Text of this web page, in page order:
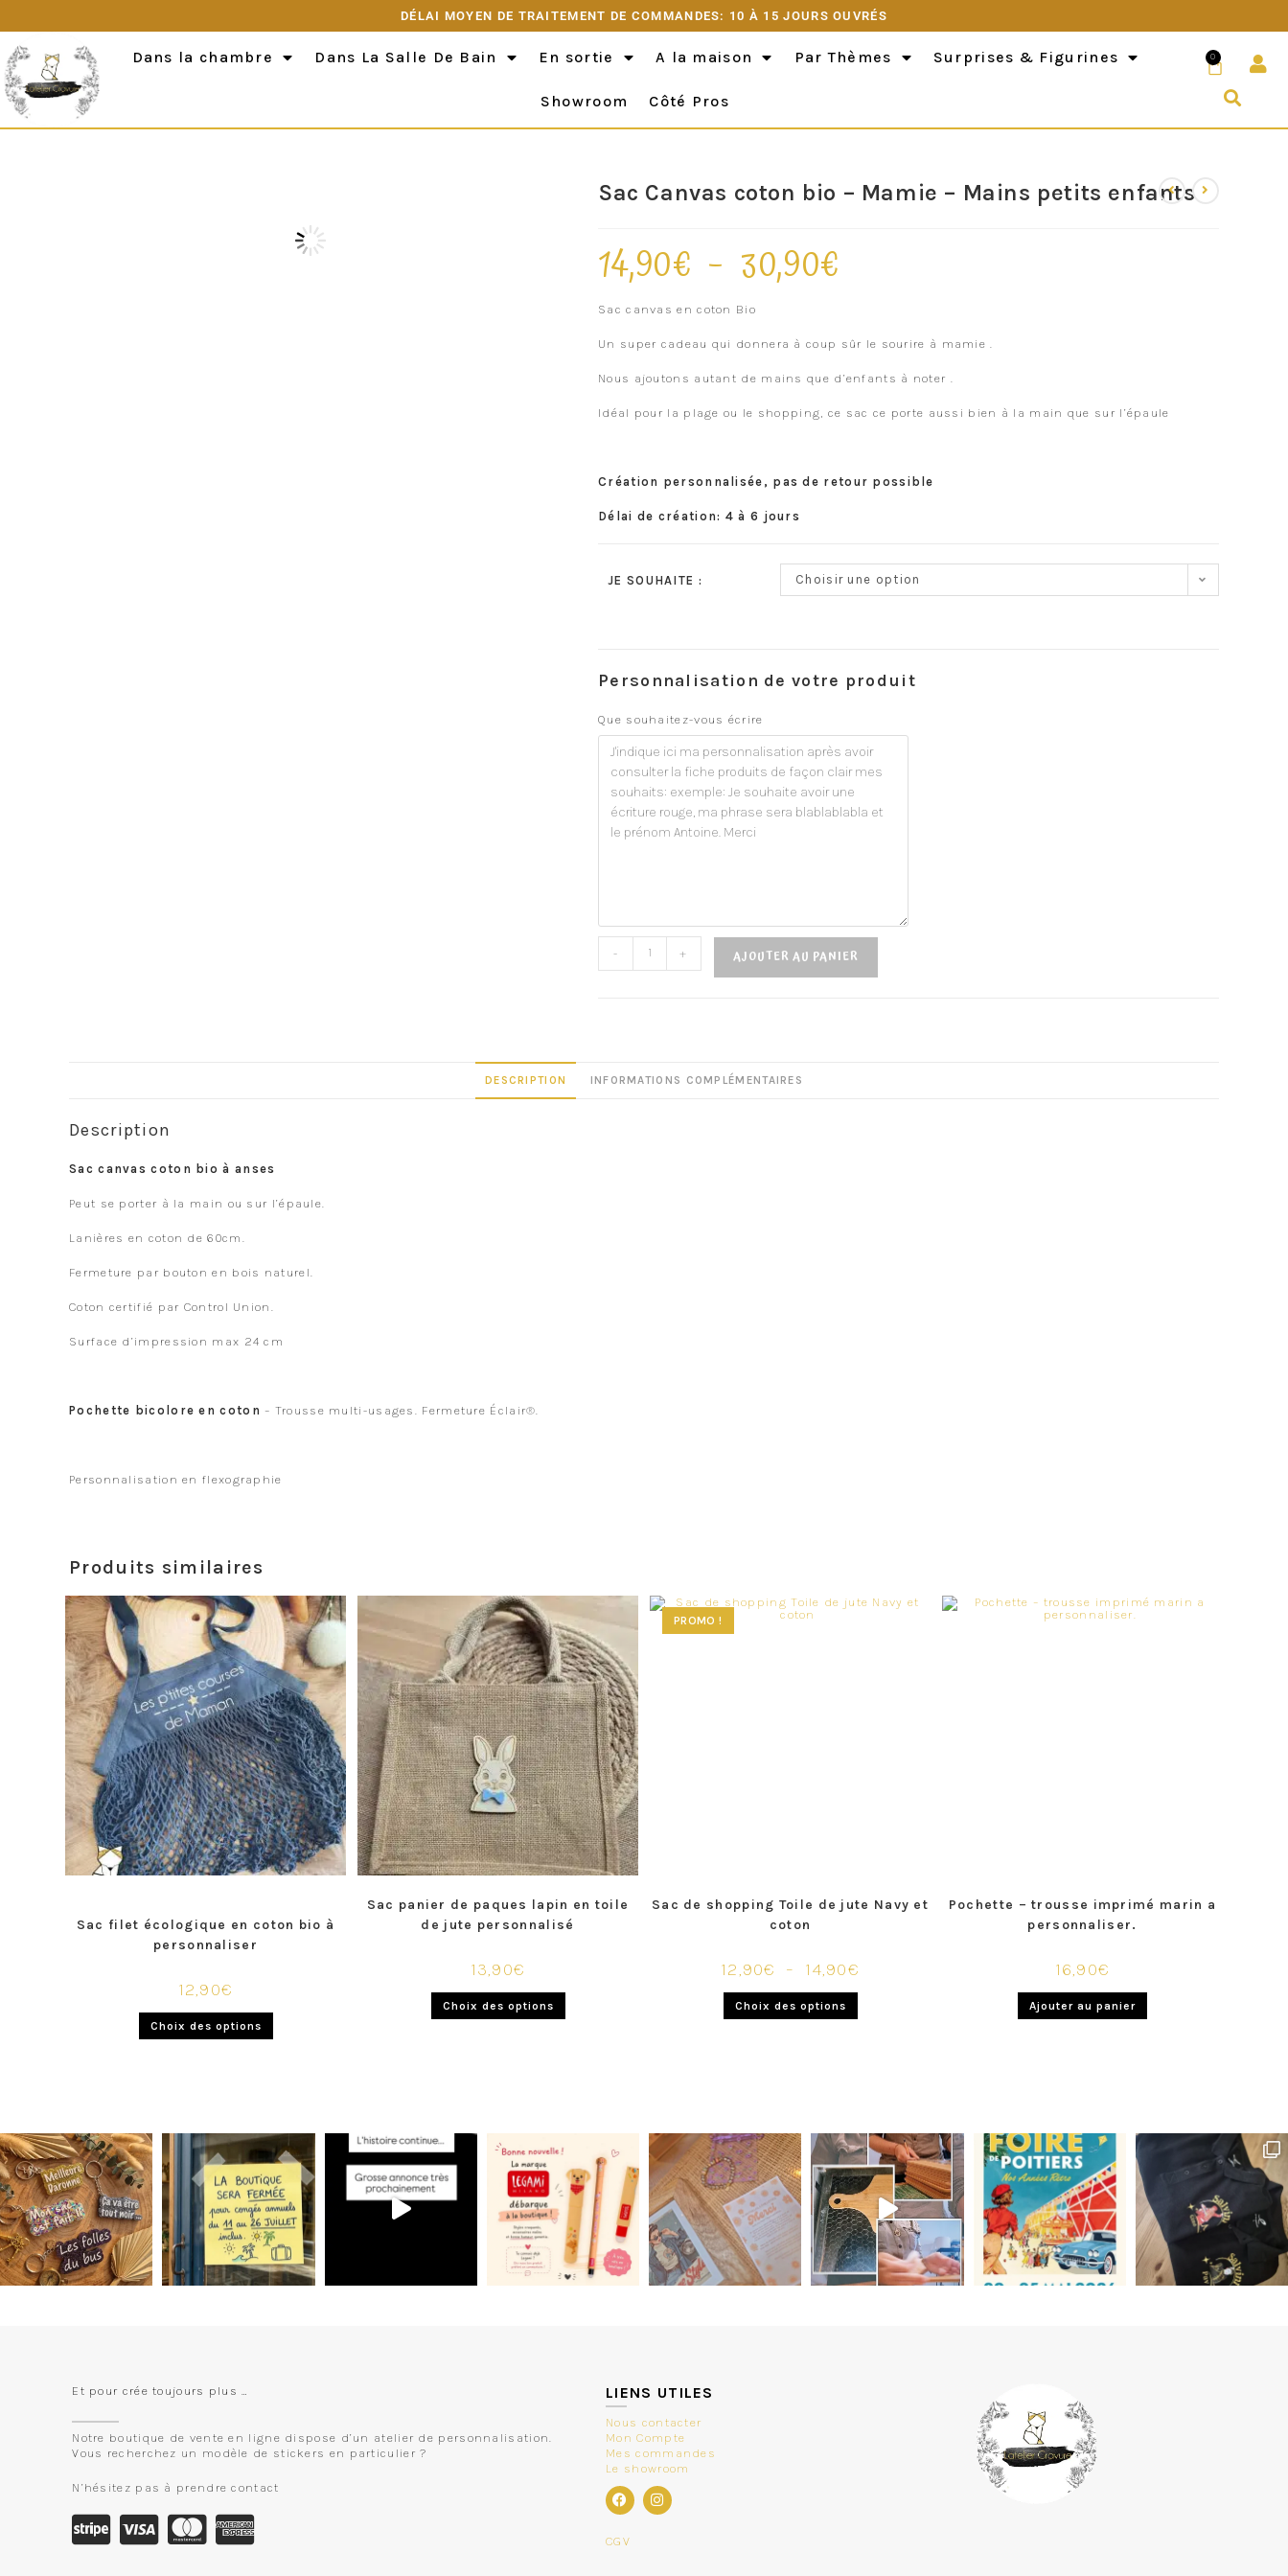
DÉLAI MOYEN DE TRAITEMENT DE COMMANDES: 10 À 15 JOURS OUVRÉS
Dans la chambre Dans La Salle De Bain En sortie A la maison Par Thèmes Surprises & Figurines
Showroom Côté Pros
0
Sac Canvas coton bio – Mamie – Mains petits enfants
14,90€ – 30,90€
Sac canvas en coton Bio
Un super cadeau qui donnera à coup sûr le sourire à mamie .
Nous ajoutons autant de mains que d’enfants à noter .
Idéal pour la plage ou le shopping, ce sac ce porte aussi bien à la main que sur l’épaule
Création personnalisée, pas de retour possible
Délai de création: 4 à 6 jours
JE SOUHAITE : Choisir une option
Personnalisation de votre produit
Que souhaitez-vous écrire
- + AJOUTER AU PANIER
DESCRIPTION INFORMATIONS COMPLÉMENTAIRES
Description
Sac canvas coton bio à anses
Peut se porter à la main ou sur l’épaule.
Lanières en coton de 60cm.
Fermeture par bouton en bois naturel.
Coton certifié par Control Union.
Surface d’impression max 24 cm
Pochette bicolore en coton – Trousse multi-usages. Fermeture Éclair®.
Personnalisation en flexographie
Produits similaires
Sac filet écologique en coton bio à
personnaliser
12,90€
Choix des options
Sac panier de paques lapin en toile
de jute personnalisé
13,90€
Choix des options
PROMO !
Sac de shopping Toile de jute Navy et
coton
12,90€ – 14,90€
Choix des options
Pochette – trousse imprimé marin a
personnaliser.
16,90€
Ajouter au panier
Et pour crée toujours plus …
Notre boutique de vente en ligne dispose d’un atelier de personnalisation.
Vous recherchez un modèle de stickers en particulier ?
N’hésitez pas à prendre contact
LIENS UTILES
Nous contacter
Mon Compte
Mes commandes
Le showroom
CGV